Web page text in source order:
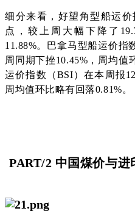
细分来看，好望角型船运
点，较上周大幅下降了
11.88%。巴拿马型船运价指
周同期下挫10.45%，周均值
运价指数（BSI）在本周报
周均值环比略有回落0.81%。
PART/2 中国煤价与进